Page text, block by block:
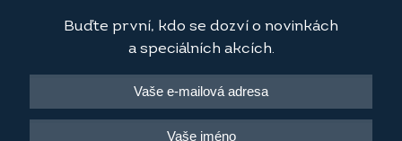
Buďte první, kdo se dozví o novinkách
a speciálních akcích.